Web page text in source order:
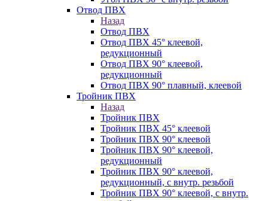
Отвод ПВХ
Назад
Отвод ПВХ
Отвод ПВХ 45° клеевой,
редукционный
Отвод ПВХ 90° клеевой,
редукционный
Отвод ПВХ 90° плавный, клеевой
Тройник ПВХ
Назад
Тройник ПВХ
Тройник ПВХ 45° клеевой
Тройник ПВХ 90° клеевой
Тройник ПВХ 90° клеевой,
редукционный
Тройник ПВХ 90° клеевой,
редукционный, с внутр. резьбой
Тройник ПВХ 90° клеевой, с внутр.